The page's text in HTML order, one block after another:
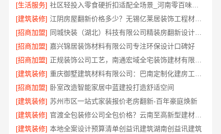
[生活服务]
社区轻投入零食硬折扣适配全场景_河南零百味供应链有限公司
[建筑装修]
江阴房屋翻新价格多少？无锡亿莱居装饰工程材料有限公司解答
[招商加盟]
同城快装（湖北）科技有限公司精装房翻新设计零增项
[招商加盟] 嘉兴锦居装饰材料有限公司专注环保设计口碑好
[招商加盟]
[建筑装修]
[招商加盟] 卧室改造智能家居中蓝建投打造舒适空间
[建筑装修] 苏州市区一站式家装报价老房翻新-百年豪庭焕新
[建筑装修]
官渡全包装修公司全包价格？云南至高新型建材有限公司
[建筑装修] 本地全案设计预算清单创益讯建筑湖南创益讯建筑